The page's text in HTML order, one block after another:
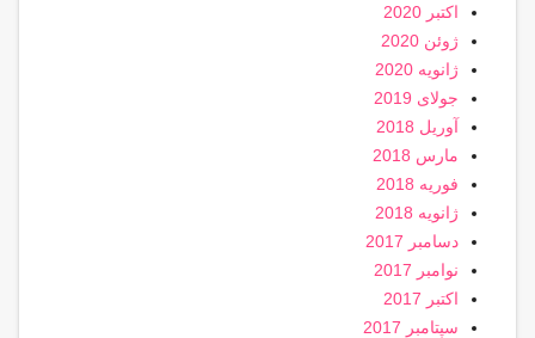
اکتبر 2020
ژوئن 2020
ژانویه 2020
جولای 2019
آوریل 2018
مارس 2018
فوریه 2018
ژانویه 2018
دسامبر 2017
نوامبر 2017
اکتبر 2017
سپتامبر 2017